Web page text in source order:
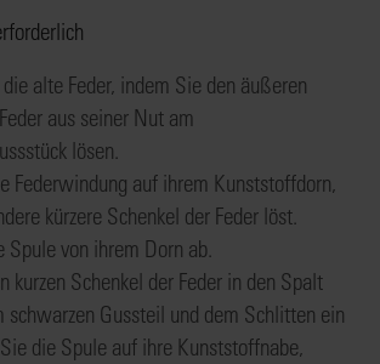
alte Feder, indem Sie den äußeren
aus seiner Nut am
lösen.
Federwindung auf ihrem Kunststoffdorn,
kürzere Schenkel der Feder löst.
Spule von ihrem Dorn ab.
kurzen Schenkel der Feder in den Spalt
schwarzen Gussteil und dem Schlitten ein
die Spule auf ihre Kunststoffnabe,